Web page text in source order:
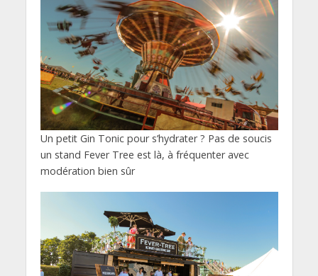
Un petit Gin Tonic pour s’hydrater ? Pas de soucis
un stand Fever Tree est là, à fréquenter avec
modération bien sûr